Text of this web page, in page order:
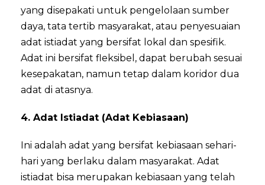
yang disepakati untuk pengelolaan sumber
daya, tata tertib masyarakat, atau penyesuaian
adat istiadat yang bersifat lokal dan spesifik.
Adat ini bersifat fleksibel, dapat berubah sesuai
kesepakatan, namun tetap dalam koridor dua
adat di atasnya.
4. Adat Istiadat (Adat Kebiasaan)
Ini adalah adat yang bersifat kebiasaan sehari-
hari yang berlaku dalam masyarakat. Adat
istiadat bisa merupakan kebiasaan yang telah